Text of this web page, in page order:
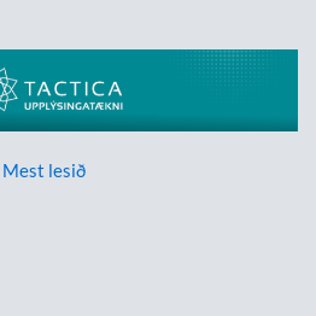
Mest lesið